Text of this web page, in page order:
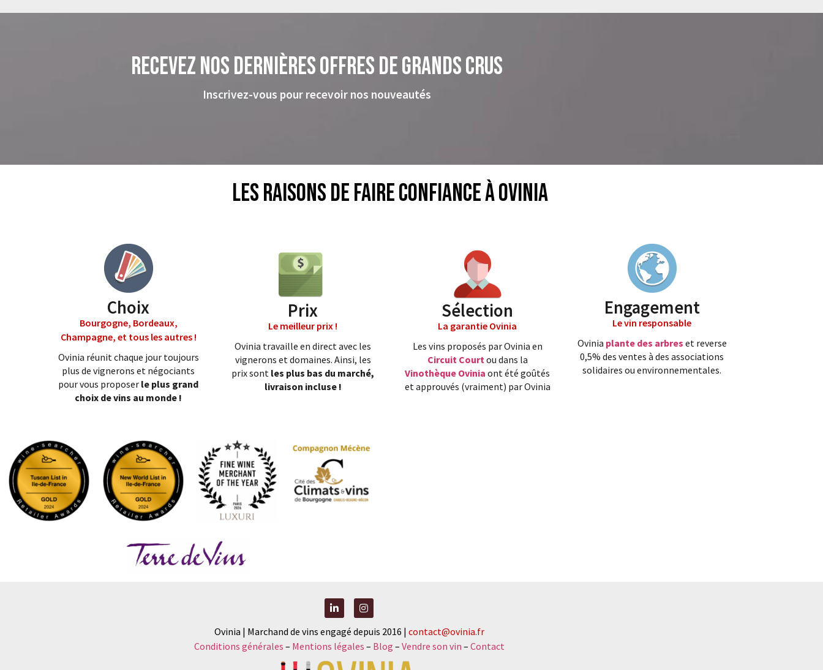
Recevez nos dernières offres de grands crus
Inscrivez-vous pour recevoir nos nouveautés
Les raisons de faire confiance à Ovinia
Choix
Bourgogne, Bordeaux,
Champagne, et tous les autres !
Ovinia réunit chaque jour toujours
plus de vignerons et négociants
pour vous proposer le plus grand
choix de vins au monde !
Prix
Le meilleur prix !
Ovinia travaille en direct avec les
vignerons et domaines. Ainsi, les
prix sont les plus bas du marché,
livraison incluse !
Sélection
La garantie Ovinia
Les vins proposés par Ovinia en
Circuit Courtou dans la
Vinothèque Ovinia ont été goûtés
et approuvés (vraiment) par Ovinia
Engagement
Le vin responsable
Ovinia plante des arbres et reverse
0,5% des ventes à des associations
solidaires ou environnementales.
Ovinia | Marchand de vins engagé depuis 2016 | contact@ovinia.fr
Conditions générales – Mentions légales – Blog – Vendre son vin – Contact